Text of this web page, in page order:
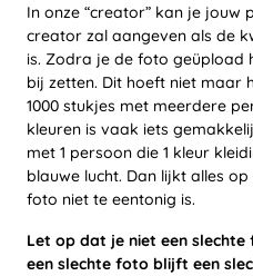
In onze “creator” kan je jouw
creator zal aangeven als de
is. Zodra je de foto geüpload
bij zetten. Dit hoeft niet maar
1000 stukjes met meerdere
kleuren is vaak iets
met 1 persoon die 1 kleur
blauwe lucht. Dan lijkt alles
foto niet te eentonig is.
Let op dat je niet een
een slechte foto blijft een